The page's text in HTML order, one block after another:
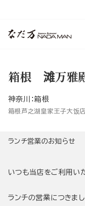
箱根 滩万雅
神奈川：箱根
箱根芦之湖皇家王子大饭
ランチ営業のお知らせ
いつも当店をご利用い
ランチの営業につきま